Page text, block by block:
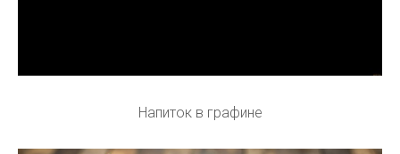
Напиток в графине